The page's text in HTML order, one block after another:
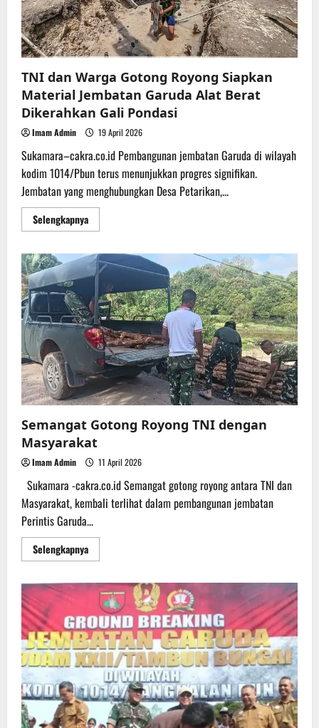
TNI dan Warga Gotong Royong Siapkan
Material Jembatan Garuda Alat Berat
Dikerahkan Gali Pondasi
Imam Admin 19 April 2026
Sukamara–cakra.co.id Pembangunan jembatan Garuda di wilayah
kodim 1014/Pbun terus menunjukkan progres signifikan.
Jembatan yang menghubungkan Desa Petarikan,...
SelengkapnyaRead
more
dan
Warga
Gotong
Royong
Siapkan
Material
Jembatan
Garuda
Alat
Berat
Dikerahkan
Gali
Pondasi
Semangat Gotong Royong TNI dengan
Masyarakat
Imam Admin 11 April 2026
Sukamara -cakra.co.id Semangat gotong royong antara TNI dan
Masyarakat, kembali terlihat dalam pembangunan jembatan
Perintis Garuda...
SelengkapnyaRead
more
Gotong
Royong
TNI
dengan
Masyarakat